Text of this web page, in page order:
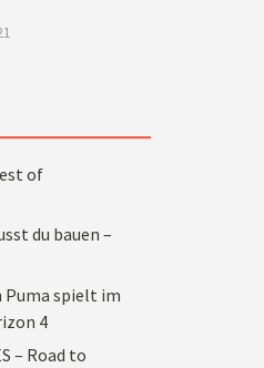
of
du bauen –
Puma spielt im
4
– Road to